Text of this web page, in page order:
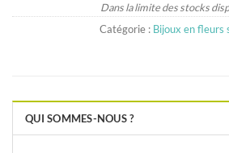
Dans la limite des stocks
Catégorie : Bijoux en fleurs
QUI SOMMES-NOUS ?